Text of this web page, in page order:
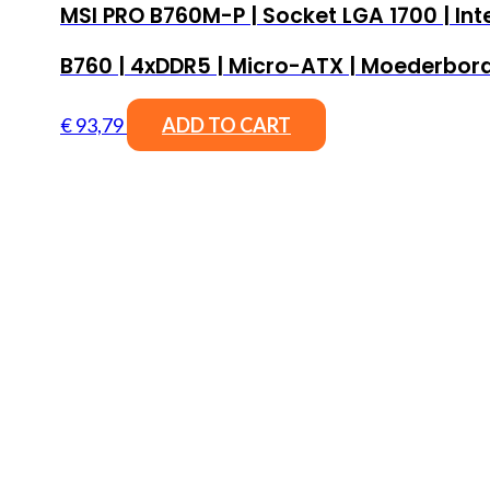
MSI PRO B760M-P | Socket LGA 1700 |
B760 | 4xDDR5 | Micro-ATX |
€93,79 ADD TO CART